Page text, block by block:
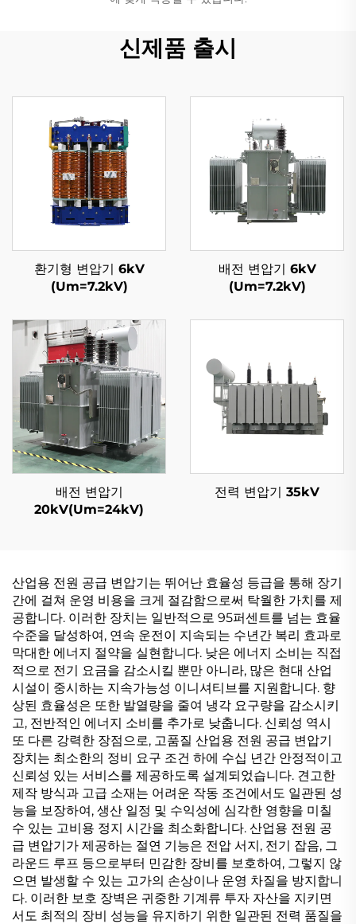
신제품 출시
환기형 변압기 6kV
(Um=7.2kV)
배전 변압기 6kV
(Um=7.2kV)
배전 변압기
20kV(Um=24kV)
전력 변압기 35kV
산업용 전원 공급 변압기는 뛰어난 효율성 등급을 통해 장기
간에 걸쳐 운영 비용을 크게 절감함으로써 탁월한 가치를 제
공합니다. 이러한 장치는 일반적으로 95퍼센트를 넘는 효율
수준을 달성하여, 연속 운전이 지속되는 수년간 복리 효과로
막대한 에너지 절약을 실현합니다. 낮은 에너지 소비는 직접
적으로 전기 요금을 감소시킬 뿐만 아니라, 많은 현대 산업
시설이 중시하는 지속가능성 이니셔티브를 지원합니다. 향
상된 효율성은 또한 발열량을 줄여 냉각 요구량을 감소시키
고, 전반적인 에너지 소비를 추가로 낮춥니다. 신뢰성 역시
또 다른 강력한 장점으로, 고품질 산업용 전원 공급 변압기
장치는 최소한의 정비 요구 조건 하에 수십 년간 안정적이고
신뢰성 있는 서비스를 제공하도록 설계되었습니다. 견고한
제작 방식과 고급 소재는 어려운 작동 조건에서도 일관된 성
능을 보장하여, 생산 일정 및 수익성에 심각한 영향을 미칠
수 있는 고비용 정지 시간을 최소화합니다. 산업용 전원 공
급 변압기가 제공하는 절연 기능은 전압 서지, 전기 잡음, 그
라운드 루프 등으로부터 민감한 장비를 보호하여, 그렇지 않
으면 발생할 수 있는 고가의 손상이나 운영 차질을 방지합니
다. 이러한 보호 장벽은 귀중한 기계류 투자 자산을 지키면
서도 최적의 장비 성능을 유지하기 위한 일관된 전력 품질을